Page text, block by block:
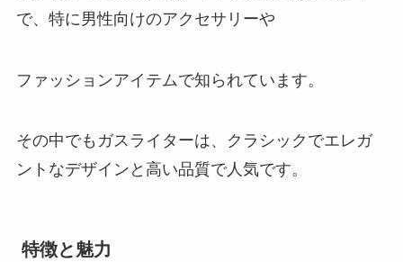
で、特に男性向けのアクセサリーや
ファッションアイテムで知られています。
その中でもガスライターは、クラシックでエレガ
ントなデザインと高い品質で人気です。
特徴と魅力